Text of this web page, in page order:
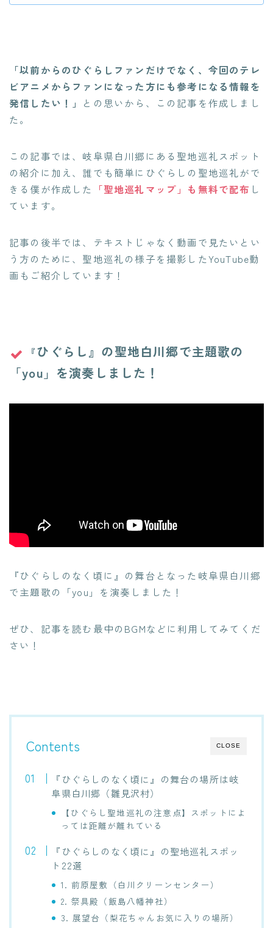
「以前からのひぐらしファンだけでなく、今回のテレ
ビアニメからファンになった方にも参考になる情報を
発信したい！」
との思いから、この記事を作成しまし
た。
この記事では、岐阜県白川郷にある聖地巡礼スポット
の紹介に加え、誰でも簡単にひぐらしの聖地巡礼がで
きる僕が作成した
「聖地巡礼マップ」も無料で配布 し
ています。
記事の後半では、テキストじゃなく動画で見たいとい
う方のために、聖地巡礼の様子を撮影したYouTube動
画もご紹介しています！
『ひぐらし』の聖地白川郷で主題歌の
「you」を演奏しました！
『ひぐらしのなく頃に』の舞台となった岐阜県白川郷
で主題歌の「you」を演奏しました！
ぜひ、記事を読む最中のBGMなどに利用してみてくだ
さい！
CLOSE
Contents
『ひぐらしのなく頃に』の舞台の場所は岐
阜県白川郷（雛見沢村）
【ひぐらし聖地巡礼の注意点】スポットによ
っては距離が離れている
『ひぐらしのなく頃に』の聖地巡礼スポッ
ト22選
1. 前原屋敷（白川クリーンセンター）
2. 祭具殿（飯島八幡神社）
3. 展望台（梨花ちゃんお気に入りの場所）